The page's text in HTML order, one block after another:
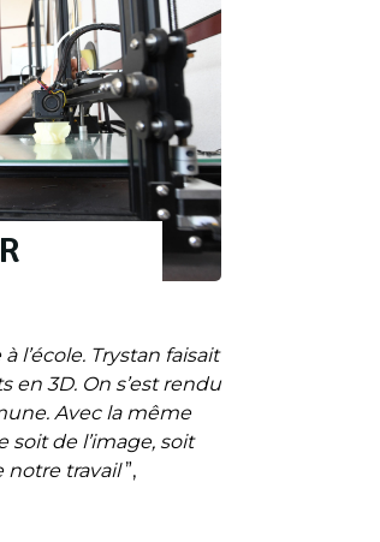
l’école. Trystan faisait
en 3D. On s’est rendu
Avec la même
soit de l’image, soit
notre travail”,